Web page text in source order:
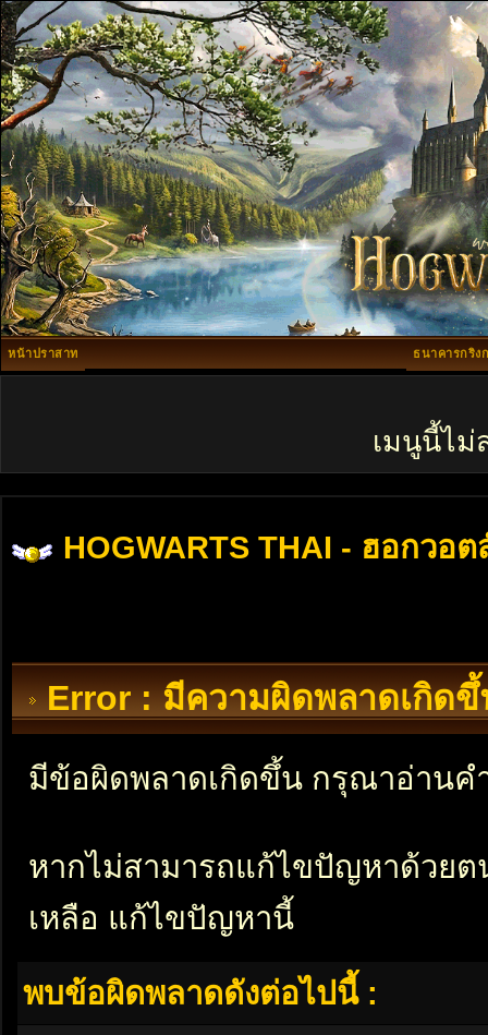
หน้าปราสาท ธนาคารกริง
เมนูนี้ไม่
HOGWARTS THAI - ฮอกวอต
Error : มีความผิดพลาดเกิดขึ้
มีข้อผิดพลาดเกิดขึ้น กรุณาอ่านค
หากไม่สามารถแก้ไขปัญหาด้วย
เหลือ แก้ไขปัญหานี้
พบข้อผิดพลาดดังต่อไปนี้ :